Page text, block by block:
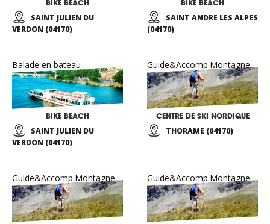
BIKE BEACH
SAINT JULIEN DU
VERDON (04170)
BIKE BEACH
SAINT ANDRE LES ALPES
(04170)
Balade en bateau
BIKE BEACH
SAINT JULIEN DU
VERDON (04170)
Guide&Accomp.Montagne
CENTRE DE SKI NORDIQUE
THORAME (04170)
Guide&Accomp.Montagne Guide&Accomp.Montagne